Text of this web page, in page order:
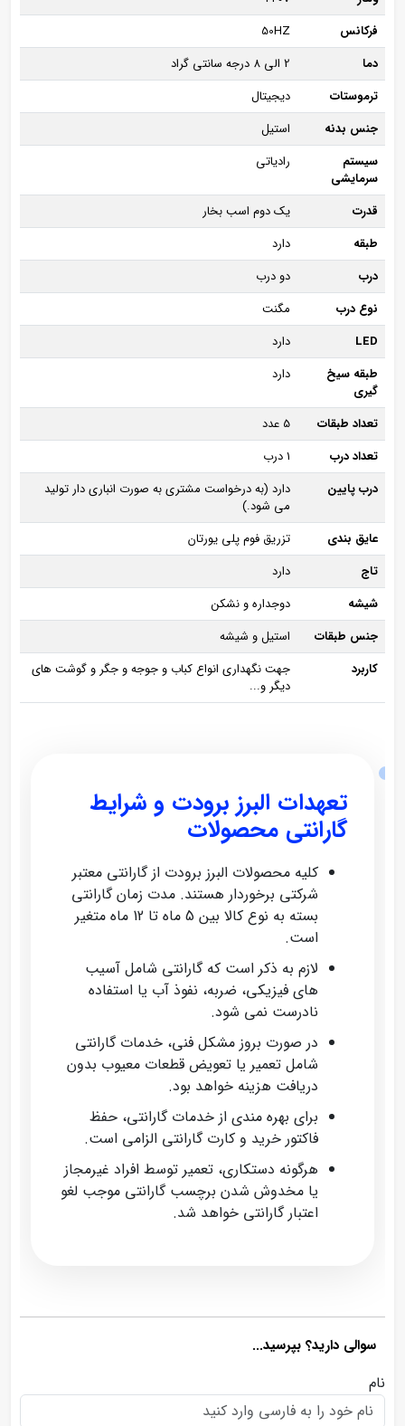
فرکانس
50HZ
دما
2 الی 8 درجه سانتی گراد
ترموستات
دیجیتال
جنس بدنه
استیل
سیستم
سرمایشی
رادیاتی
قدرت
یک دوم اسب بخار
طبقه
دارد
درب
دو درب
نوع درب
مگنت
LED
دارد
طبقه سیخ
گیری
دارد
تعداد طبقات
5 عدد
تعداد درب
1 درب
درب پایین
دارد (به درخواست مشتری به صورت انباری دار تولید
می شود.)
عایق بندی
تزریق فوم پلی یورتان
تاج
دارد
شیشه
دوجداره و نشکن
جنس طبقات
استیل و شیشه
کاربرد
جهت نگهداری انواع کباب و جوجه و جگر و گوشت های
دیگر و...
تعهدات البرز برودت و شرایط
گارانتی محصولات
کلیه محصولات البرز برودت از گارانتی معتبر
شرکتی برخوردار هستند. مدت زمان گارانتی
بسته به نوع کالا بین 5 ماه تا 12 ماه متغیر
است.
لازم به ذکر است که گارانتی شامل آسیب‌
های فیزیکی، ضربه، نفوذ آب یا استفاده
نادرست نمی‌ شود.
در صورت بروز مشکل فنی، خدمات گارانتی
شامل تعمیر یا تعویض قطعات معیوب بدون
دریافت هزینه خواهد بود.
برای بهره‌ مندی از خدمات گارانتی، حفظ
فاکتور خرید و کارت گارانتی الزامی است.
هرگونه دستکاری، تعمیر توسط افراد غیرمجاز
یا مخدوش شدن برچسب گارانتی موجب لغو
اعتبار گارانتی خواهد شد.
سوالی دارید؟ بپرسید...
نام